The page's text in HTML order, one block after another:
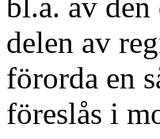
delen av
förorda en
föreslås i